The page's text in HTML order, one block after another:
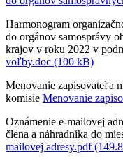
Harmonogram
do orgánov samosprávy
krajov v roku 2022 v
voľby.doc (100 kB)
Menovanie zapisovateľa
komisie Menovanie
Oznámenie e-mailovej
člena a náhradníka do
mailovej adresy.pdf